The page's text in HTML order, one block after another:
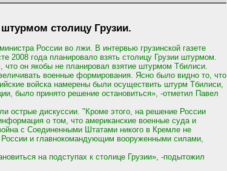
столицу Грузии.
России во лжи. В интервью грузинской газете
2008 года планировало взять столицу Грузии штурмом.
он якобы не планировал взятие штурмом Тбилиси.
военные формирования. Ясно было видно то, что
войска намерены были осуществить штурм Тбилиси,
было принято решение остановиться», -отметил Павел
острые дискуссии. "Кроме этого, на решение России
о том, что американские военные суда и
с Соединенными Штатами никого в Кремле не
и главнокомандующим вооруженными силами,
на подступах к столице Грузии», -подытожил